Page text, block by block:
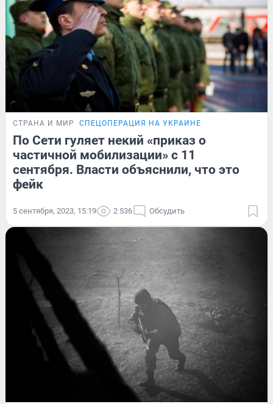
СТРАНА И МИР СПЕЦОПЕРАЦИЯ НА УКРАИНЕ
По Сети гуляет некий «приказ о
частичной мобилизации» с 11
сентября. Власти объяснили, что это
фейк
5 сентября, 2023, 15:19 2 536 Обсудить